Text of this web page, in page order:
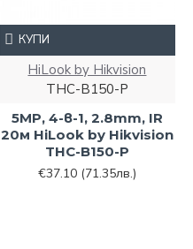
HiLook by Hikvision
THC-B150-P
5MP, 4-в-1, 2.8mm, IR
20м HiLook by Hikvision
THC-B150-P
€37.10 (71.35лв.)
КУПИ